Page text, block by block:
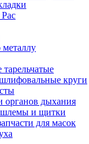
круги
органов дыхания
и щитки
для масок